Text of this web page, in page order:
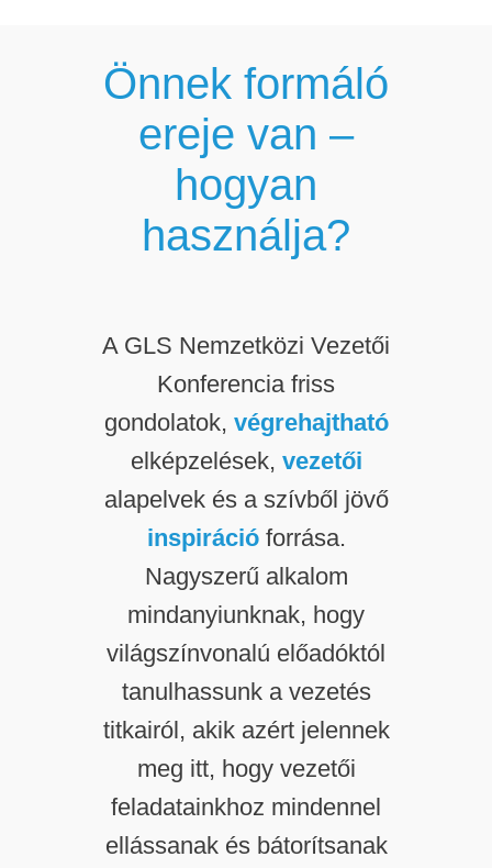
Önnek formáló
ereje van –
hogyan
használja?
A GLS Nemzetközi Vezetői
Konferencia friss
gondolatok, végrehajtható
elképzelések, vezetői
alapelvek és a szívből jövő
inspirációforrása.
Nagyszerű alkalom
mindanyiunknak, hogy
világszínvonalú előadóktól
tanulhassunk a vezetés
titkairól, akik azért jelennek
meg itt, hogy vezetői
feladatainkhoz mindennel
ellássanak és bátorítsanak